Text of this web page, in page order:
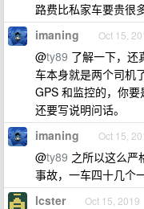
路费比私家车要贵很多
imaning Oct 15,
@ty89 了解一下，还
车本身就是两个司机
GPS 和监控的，你要
还要写说明问话。
imaning Oct 15,
@ty89 之所以这么严
事故，一车四十几个
lcster Oct 15, 2019